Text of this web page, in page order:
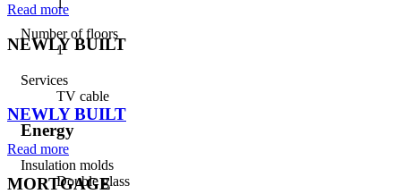
Number of floors
1
Services
TV cable
Energy
Insulation molds
Double glass
Read more
NEWLY BUILT
NEWLY BUILT
Read more
MORTGAGE